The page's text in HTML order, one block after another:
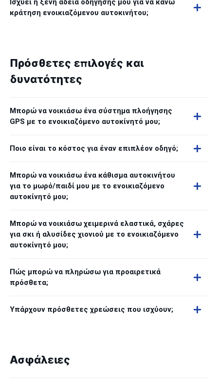
Ισχύει η ξένη άδεια οδήγησής μου για να κάνω
κράτηση ενοικιαζόμενου αυτοκινήτου;
Πρόσθετες επιλογές και
δυνατότητες
Μπορώ να νοικιάσω ένα σύστημα πλοήγησης
GPS με το ενοικιαζόμενο αυτοκίνητό μου;
Ποιο είναι το κόστος για έναν επιπλέον οδηγό;
Μπορώ να νοικιάσω ένα κάθισμα αυτοκινήτου
για το μωρό/παιδί μου με το ενοικιαζόμενο
αυτοκίνητό μου;
Μπορώ να νοικιάσω χειμερινά ελαστικά, σχάρες
για σκι ή αλυσίδες χιονιού με το ενοικιαζόμενο
αυτοκίνητό μου;
Πώς μπορώ να πληρώσω για προαιρετικά
πρόσθετα;
Υπάρχουν πρόσθετες χρεώσεις που ισχύουν;
Ασφάλειες